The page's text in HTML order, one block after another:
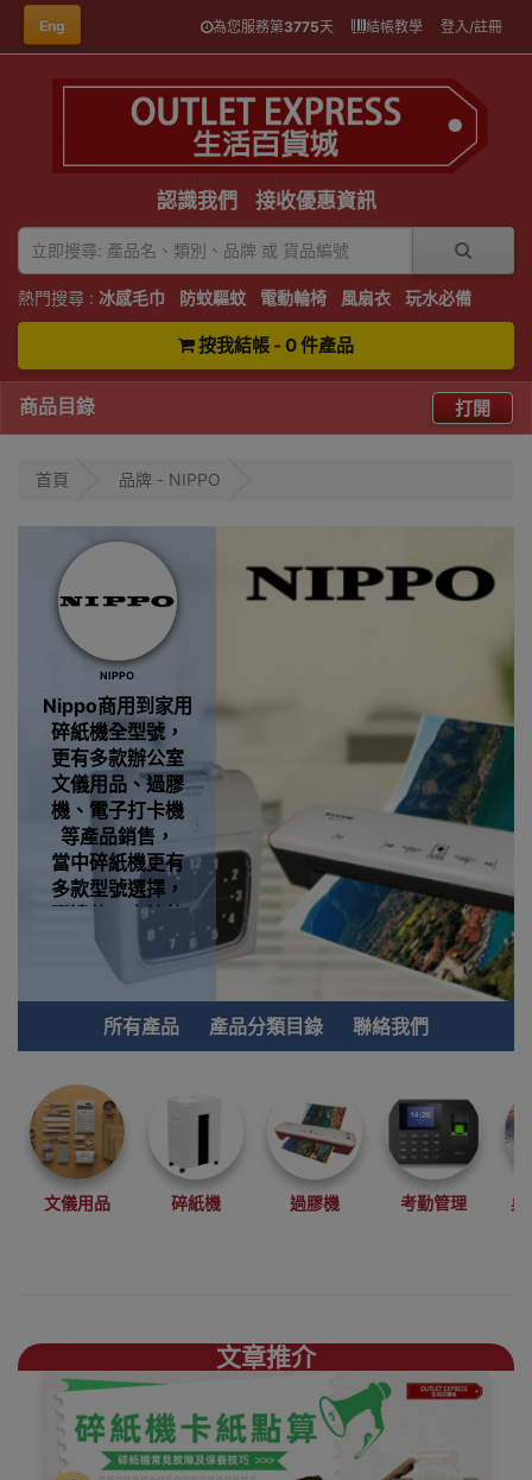
Eng 為您服務第3775天 結帳教學 登入/註冊
認識我們 接收優惠資訊
熱門搜尋 : 冰感毛巾 防蚊驅蚊 電動輪椅 風扇衣 玩水必備
按我結帳 - 0 件產品
商品目錄 打開
首頁 品牌 - NIPPO
NIPPO
Nippo商用到家用
碎紙機全型號，
更有多款辦公室
文儀用品、過膠
機、電子打卡機
等產品銷售 ，
當中碎紙機更有
多款型號選擇，
腳邊款、大箱款
到車輪款
碎紙機
都有，完全配合
碎紙機品牌
總有一款係你心
水，最優惠價格
想要邊款就邊一
款!
本店為Nippo
香港
行貨香港代理零
所有產品 產品分類目錄 聯絡我們
文儀用品 碎紙機 過膠機 考勤管理 桌
文章推介